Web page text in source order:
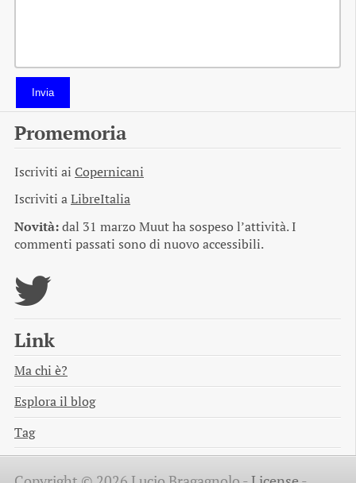
Invia
Promemoria
Iscriviti ai Copernicani
Iscriviti aLibreItalia
Novità:dal 31 marzo Muut ha sospeso l’attività. I
commenti passati sono di nuovo accessibili.
Link
Ma chi è?
Esplora il blog
Tag